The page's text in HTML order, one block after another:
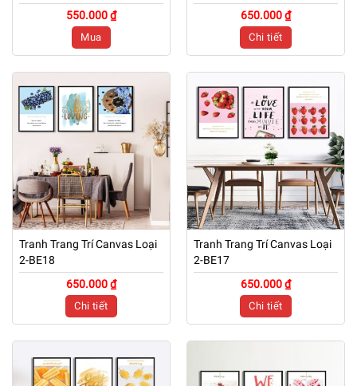
TG01
550.000 ₫
Mua
650.000 ₫
Chi tiết
Tranh Trang Trí Canvas Loại
2-BE18
650.000 ₫
Chi tiết
Tranh Trang Trí Canvas Loại
2-BE17
650.000 ₫
Chi tiết